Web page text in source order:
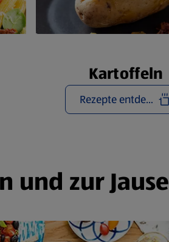
Kartoffeln
Rezepte entdecken
und zur Jause